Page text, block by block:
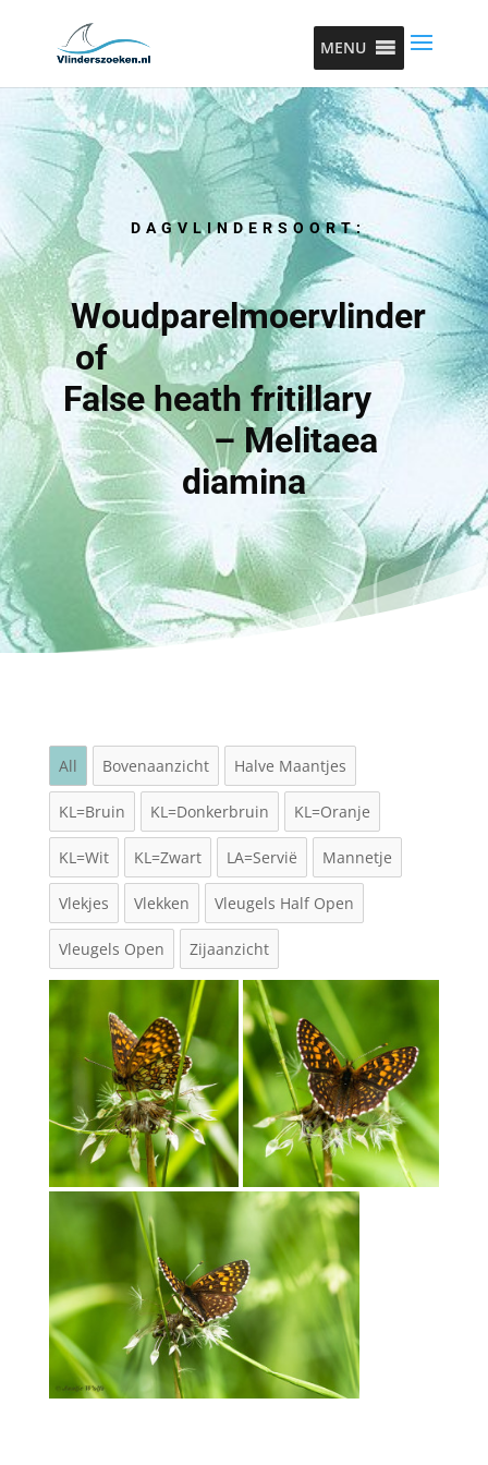
MENU
DAGVLINDERSOORT:
Woudparelmoervlinder
of
False heath fritillary
– Melitaea
diamina
All Bovenaanzicht Halve Maantjes
KL=Bruin KL=Donkerbruin KL=Oranje
KL=Wit KL=Zwart LA=Servië Mannetje
Vlekjes Vlekken Vleugels Half Open
Vleugels Open Zijaanzicht